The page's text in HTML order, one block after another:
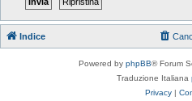
Indice
Powered by phpBB® Forum
Traduzione Italiana
Privacy |